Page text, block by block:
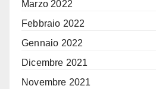
Marzo 2022
Febbraio 2022
Gennaio 2022
Dicembre 2021
Novembre 2021